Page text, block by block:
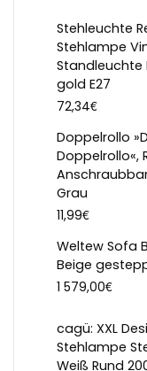
Stehleuchte
Stehlampe
Standleuchte
gold E27
72,34€
Doppelrollo
Doppelrollo«,
Grau
11,99€
Weltew Sofa
Beige
1 579,00€
cagü: XXL
Stehlampe
Weiß Rund